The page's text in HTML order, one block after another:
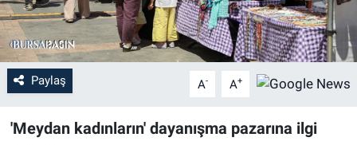
Paylaş A- A+
'Meydan kadınların' dayanışma pazarına ilgi
Ekonomi
Dünya
Teknoloji
Magazin